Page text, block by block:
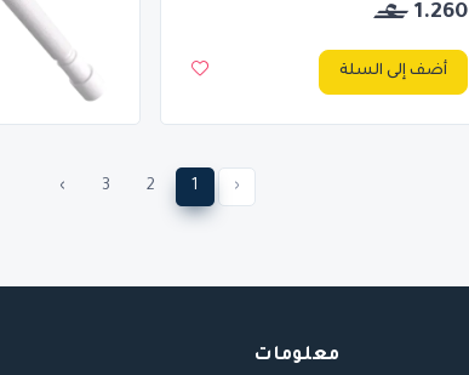
1.260
أضف إلى السلة
‹
1
2
3
›
معلومات